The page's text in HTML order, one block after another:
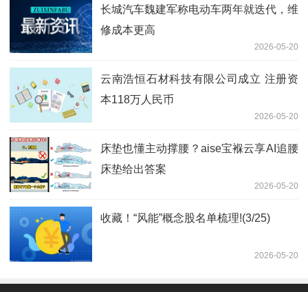
长城汽车魏建军称电动车两年就迭代，维
修成本更高
2026-05-20
云南浩恒石材科技有限公司成立 注册资
本118万人民币
2026-05-20
床垫也懂主动撑腰？aise宝褓云享AI追腰
床垫给出答案
2026-05-20
收藏！“风能”概念股名单梳理!(3/25)
2026-05-20